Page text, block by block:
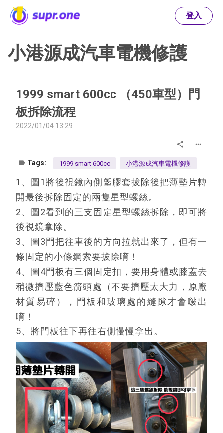
登入
小港源成汽車電機修護
1999 smart 600cc （450車型）門
板拆除流程
2022/01/04 13:29
share more_horiz
label Tags: 1999 smart 600cc 小港源成汽車電機修護
1、圖1將後視鏡內側塑膠套拔除後把薄墊片轉
開最後拆除固定的兩隻星型螺絲。
2、圖2看到的三支固定星型螺絲拆除，即可將
後視鏡拿除。
3、圖3門把往車後的方向拉就出來了，但有一
條固定的小條鋼索要拔除唷！
4、圖4門板有三個固定扣，要用身體或膝蓋去
稍微擠壓藍色箭頭處（不要擠壓太大力，原廠
材質易碎），門板和玻璃處的縫隙才會啵出
唷！
5、將門板往下再往右側慢慢拿出。